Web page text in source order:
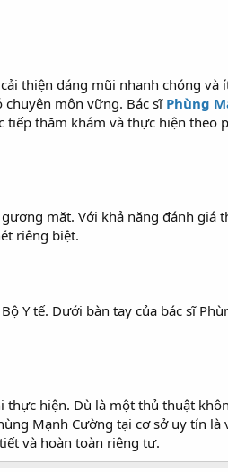
thiện dáng mũi nhanh chóng và
môn vững. Bác sĩPhùng
thăm khám và thực hiện theo
mặt. Với khả năng đánh giá
riêng biệt.
Y tế. Dưới bàn tay của bác sĩ
hiện. Dù là một thủ thuật
Mạnh Cường tại cơ sở uy tín là
và hoàn toàn riêng tư.